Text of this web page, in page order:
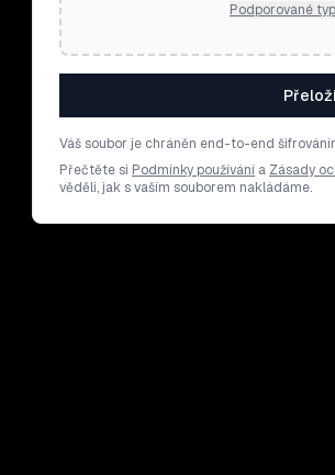
Podporované
Váš soubor je chráněn end-to-end
Přečtěte si Podmínky používání a Zásady
věděli, jak s vaším souborem nakládáme.